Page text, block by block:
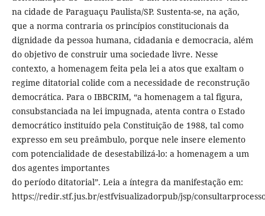
na cidade de Paraguaçu Paulista/SP. Sustenta-se, na ação,
que a norma contraria os princípios constitucionais da
dignidade da pessoa humana, cidadania e democracia, além
do objetivo de construir uma sociedade livre. Nesse
contexto, a homenagem feita pela lei a atos que exaltam o
regime ditatorial colide com a necessidade de reconstrução
democrática. Para o IBBCRIM, “a homenagem a tal figura,
consubstanciada na lei impugnada, atenta contra o Estado
democrático instituído pela Constituição de 1988, tal como
expresso em seu preâmbulo, porque nele insere elemento
com potencialidade de desestabilizá-lo: a homenagem a um
dos agentes importantes
do período ditatorial”. Leia a íntegra da manifestação em:
https://redir.stf.jus.br/estfvisualizadorpub/jsp/